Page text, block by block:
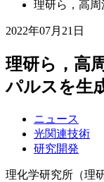
理研ら，高
2022年07月21日
理研ら，高
パルスを生
ニュース
光関連技術
研究開発
理化学研究所（理